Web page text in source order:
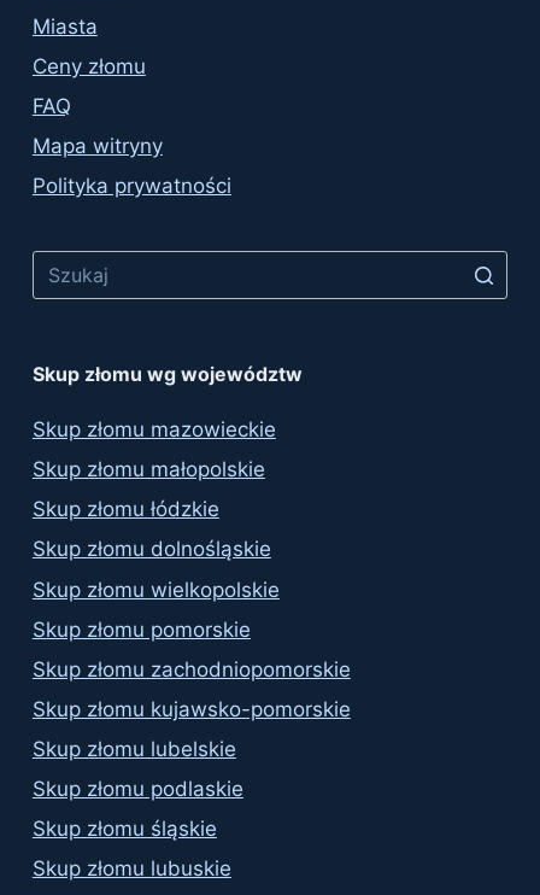
Miasta
Ceny złomu
FAQ
Mapa witryny
Polityka prywatności
Skup złomu wg województw
Skup złomu mazowieckie
Skup złomu małopolskie
Skup złomu łódzkie
Skup złomu dolnośląskie
Skup złomu wielkopolskie
Skup złomu pomorskie
Skup złomu zachodniopomorskie
Skup złomu kujawsko-pomorskie
Skup złomu lubelskie
Skup złomu podlaskie
Skup złomu śląskie
Skup złomu lubuskie